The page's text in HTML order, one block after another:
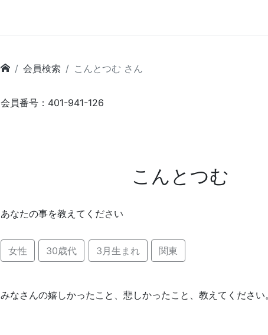
会員検索 こんとつむ さん
会員番号：401-941-126
こんとつむ
あなたの事を教えてください
女性 30歳代 3月生まれ 関東
みなさんの嬉しかったこと、悲しかったこと、教えてください。